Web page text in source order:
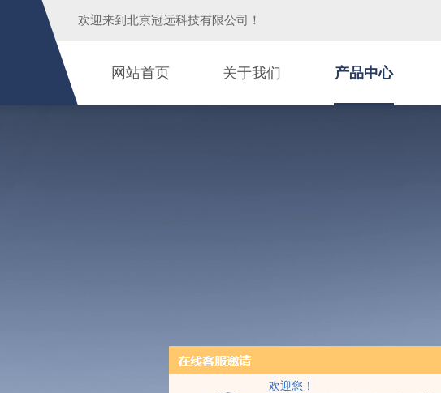
欢迎您！
欢迎来到 北京冠远科技有限公司 ！
网站首页 关于我们 产品中心